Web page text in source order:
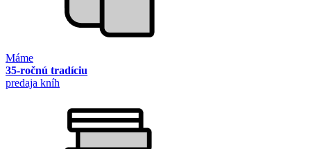
Máme
35-ročnú tradíciu
predaja kníh